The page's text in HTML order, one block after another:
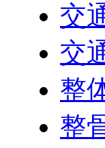
交
交
整
整